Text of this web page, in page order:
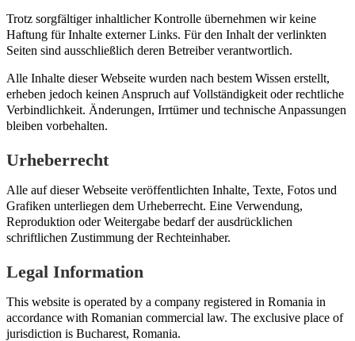
Trotz sorgfältiger inhaltlicher Kontrolle übernehmen wir keine
Haftung für Inhalte externer Links. Für den Inhalt der verlinkten
Seiten sind ausschließlich deren Betreiber verantwortlich.
Alle Inhalte dieser Webseite wurden nach bestem Wissen erstellt,
erheben jedoch keinen Anspruch auf Vollständigkeit oder rechtliche
Verbindlichkeit. Änderungen, Irrtümer und technische Anpassungen
bleiben vorbehalten.
Urheberrecht
Alle auf dieser Webseite veröffentlichten Inhalte, Texte, Fotos und
Grafiken unterliegen dem Urheberrecht. Eine Verwendung,
Reproduktion oder Weitergabe bedarf der ausdrücklichen
schriftlichen Zustimmung der Rechteinhaber.
Legal Information
This website is operated by a company registered in Romania in
accordance with Romanian commercial law. The exclusive place of
jurisdiction is Bucharest, Romania.